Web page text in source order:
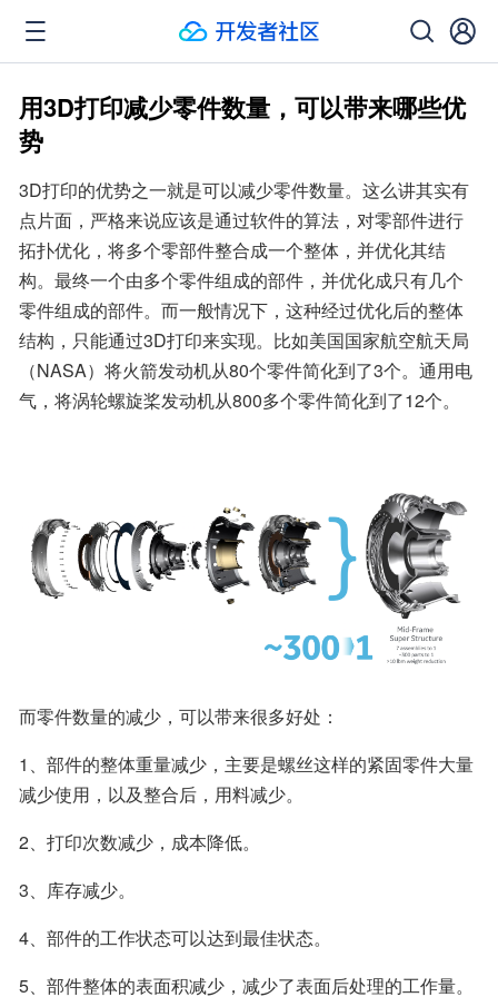
用3D打印减少零件数量，可以带来哪些优
势
3D打印的优势之一就是可以减少零件数量。这么讲其实有
点片面，严格来说应该是通过软件的算法，对零部件进行
拓扑优化，将多个零部件整合成一个整体，并优化其结
构。最终一个由多个零件组成的部件，并优化成只有几个
零件组成的部件。而一般情况下，这种经过优化后的整体
结构，只能通过3D打印来实现。比如美国国家航空航天局
（NASA）将火箭发动机从80个零件简化到了3个。通用电
气，将涡轮螺旋桨发动机从800多个零件简化到了12个。
而零件数量的减少，可以带来很多好处：
1、部件的整体重量减少，主要是螺丝这样的紧固零件大量
减少使用，以及整合后，用料减少。
2、打印次数减少，成本降低。
3、库存减少。
4、部件的工作状态可以达到最佳状态。
5、部件整体的表面积减少，减少了表面后处理的工作量。